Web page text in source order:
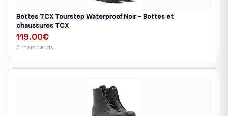
Bottes TCX Tourstep Waterproof Noir - Bottes et
chaussures TCX
119.00€
5 marchands